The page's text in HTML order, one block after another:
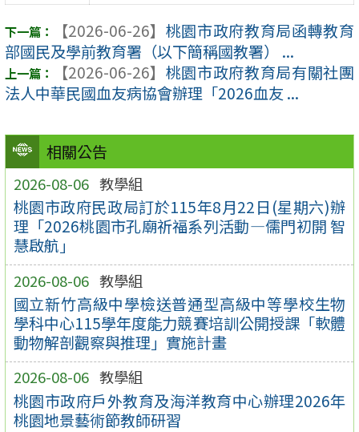
相關公告
2026-08-06 教學組
桃園市政府民政局訂於115年8月22日(星期六)辦
理「2026桃園市孔廟祈福系列活動—儒門初開 智
慧啟航」
2026-08-06 教學組
國立新竹高級中學檢送普通型高級中等學校生物
學科中心115學年度能力競賽培訓公開授課「軟體
動物解剖觀察與推理」實施計畫
2026-08-06 教學組
桃園市政府戶外教育及海洋教育中心辦理2026年
桃園地景藝術節教師研習
【2026-06-26】 桃園市政府教育局函轉教育
部國民及學前教育署（以下簡稱國教署） ...
【2026-06-26】 桃園市政府教育局有關社團
法人中華民國血友病協會辦理「2026血友 ...